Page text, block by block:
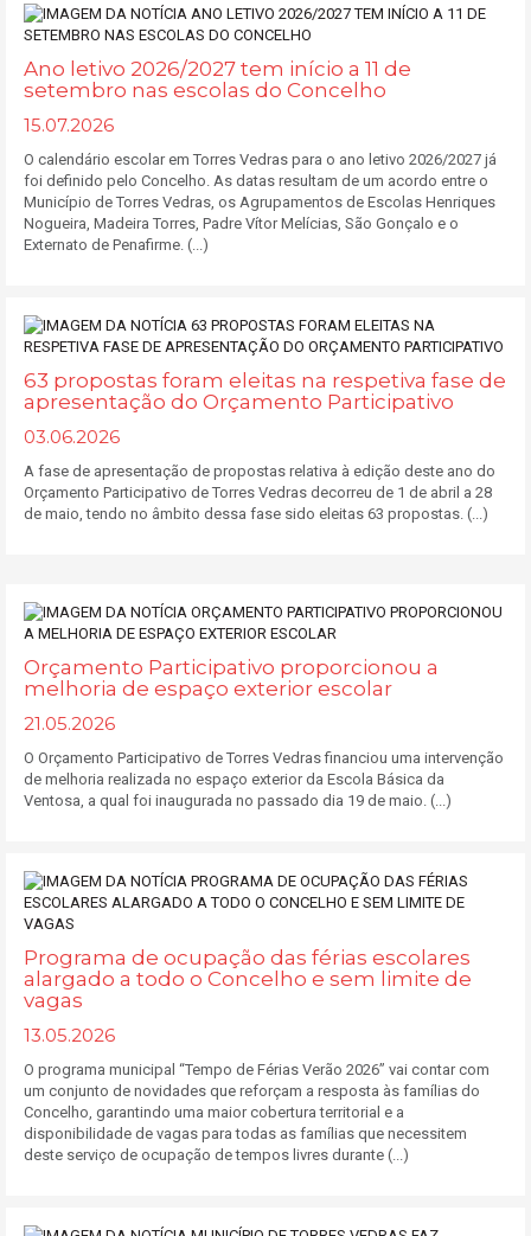
Ano letivo 2026/2027 tem início a 11 de
setembro nas escolas do Concelho
15.07.2026
O calendário escolar em Torres Vedras para o ano letivo 2026/2027 já
foi definido pelo Concelho. As datas resultam de um acordo entre o
Município de Torres Vedras, os Agrupamentos de Escolas Henriques
Nogueira, Madeira Torres, Padre Vítor Melícias, São Gonçalo e o
Externato de Penafirme. (...)
63 propostas foram eleitas na respetiva fase de
apresentação do Orçamento Participativo
03.06.2026
A fase de apresentação de propostas relativa à edição deste ano do
Orçamento Participativo de Torres Vedras decorreu de 1 de abril a 28
de maio, tendo no âmbito dessa fase sido eleitas 63 propostas. (...)
Orçamento Participativo proporcionou a
melhoria de espaço exterior escolar
21.05.2026
O Orçamento Participativo de Torres Vedras financiou uma intervenção
de melhoria realizada no espaço exterior da Escola Básica da
Ventosa, a qual foi inaugurada no passado dia 19 de maio. (...)
Programa de ocupação das férias escolares
alargado a todo o Concelho e sem limite de
vagas
13.05.2026
O programa municipal “Tempo de Férias Verão 2026” vai contar com
um conjunto de novidades que reforçam a resposta às famílias do
Concelho, garantindo uma maior cobertura territorial e a
disponibilidade de vagas para todas as famílias que necessitem
deste serviço de ocupação de tempos livres durante (...)